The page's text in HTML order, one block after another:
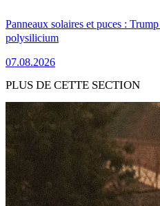
Panneaux solaires et puces :
polysilicium
07.08.2026
PLUS DE CETTE SECTION